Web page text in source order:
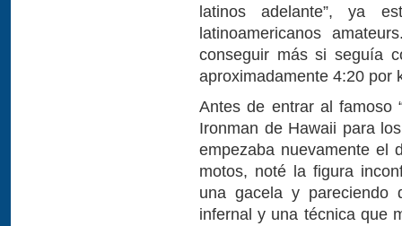
latinos adelante”, ya
latinoamericanos
conseguir más si seguía
aproximadamente 4:20 por
Antes de entrar al famoso
Ironman de Hawaii para
empezaba nuevamente el
motos, noté la figura
una gacela y pareciendo
infernal y una técnica que